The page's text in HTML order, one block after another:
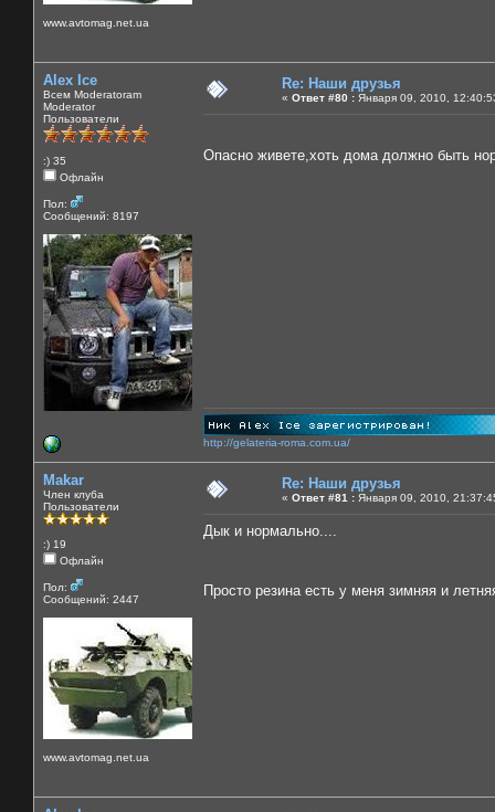
www.avtomag.net.ua
Alex Ice
Всем Moderatoram
Moderator
Пользователи
:) 35
Офлайн
Пол:
Сообщений: 8197
Re: Наши друзья
« Ответ #80 : Января 09, 2010,
Опасно живете,хоть дома должно быть
http://gelateria-roma.com.ua/
Makar
Член клуба
Пользователи
:) 19
Офлайн
Пол:
Сообщений: 2447
www.avtomag.net.ua
Re: Наши друзья
« Ответ #81 : Января 09, 2010,
Дык и нормально....
Просто резина есть у меня зимняя и